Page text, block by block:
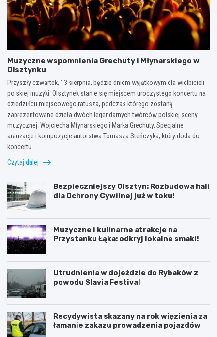
Muzyczne wspomnienia Grechuty i Młynarskiego w
Olsztynku
Przyszły czwartek, 13 sierpnia, będzie dniem wyjątkowym dla wielbicieli
polskiej muzyki. Olsztynek stanie się miejscem uroczystego koncertu na
dziedzińcu miejscowego ratusza, podczas którego zostaną
zaprezentowane dzieła dwóch legendarnych twórców polskiej sceny
muzycznej: Wojciecha Młynarskiego i Marka Grechuty. Specjalne
aranżacje i kompozycje autorstwa Tomasza Steńczyka, który doda do
koncertu…
Czytaj dalej
Bezpieczniejszy Olsztyn: Rozbudowa hali
dla Ochrony Cywilnej już w toku!
Muzyczne i kulinarne atrakcje na
Przystanku Łąka: odkryj lokalne smaki!
Utrudnienia w dojeździe do Rybaków z
powodu Slavia Festival
Recydywista skazany na rok więzienia za
łamanie zakazu prowadzenia pojazdów